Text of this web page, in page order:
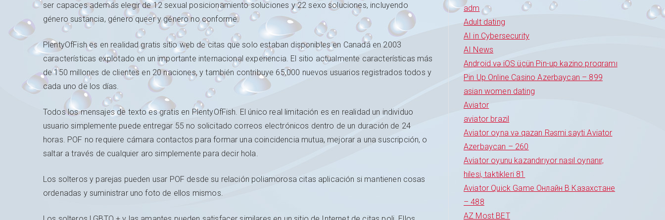
ser capaces además elegir de 12 sexual posicionamiento soluciones y 22 sexo soluciones, incluyendo
género sustancia, género queer y género no conforme.
PlentyOfFish es en realidad gratis sitio web de citas que solo estaban disponibles en Canadá en 2003
características explotado en un importante internacional experiencia. El sitio actualmente características más
de 150 millones de clientes en 20 naciones, y también contribuye 65,000 nuevos usuarios registrados todos y
cada uno de los días.
Todos los mensajes de texto es gratis en PlentyOfFish. El único real limitación es en realidad un individuo
usuario simplemente puede entregar 55 no solicitado correos electrónicos dentro de un duración de 24
horas. POF no requiere cámara contactos para formar una coincidencia mutua, mejorar a una suscripción, o
saltar a través de cualquier aro simplemente para decir hola.
Los solteros y parejas pueden usar POF desde su relación poliamorosa citas aplicación si mantienen cosas
ordenadas y suministrar uno foto de ellos mismos.
adm
Adult dating
AI in Cybersecurity
AI News
Android və iOS üçün Pin-up kazino proqramı
Pin Up Online Casino Azerbaycan – 899
asian women dating
Aviator
aviator brazil
Aviator oyna və qazan Rəsmi sayti Aviator
Azerbaycan – 260
Aviator oyunu kazandırıyor nasıl oynanır,
hilesi, taktikleri 81
Aviator Quick Game Онлайн В Казахстане
– 488
AZ Most BET